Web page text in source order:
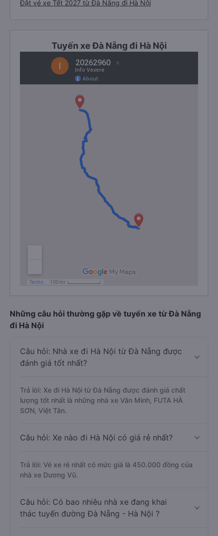
Đặt vé xe Tết 2027 từ Đà Nẵng đi Hà Nội
Tuyến xe Đà Nẵng đi Hà Nội
Những câu hỏi thường gặp về tuyến xe từ Đà Nẵng
đi Hà Nội
Câu hỏi: Nhà xe đi Hà Nội từ Đà Nẵng được
đánh giá tốt nhất?
Trả lời: Xe đi Hà Nội từ Đà Nẵng được đánh giá chất
lượng tốt nhất là những nhà xe Văn Minh, FUTA HÀ
SƠN, Việt Tân.
Câu hỏi: Xe nào đi Hà Nội có giá rẻ nhất?
Trả lời: Vé xe rẻ nhất có mức giá là 450.000 đồng của
nhà xe Dương Vũ.
Câu hỏi: Có bao nhiêu nhà xe đang khai
thác tuyến đường Đà Nẵng - Hà Nội ?